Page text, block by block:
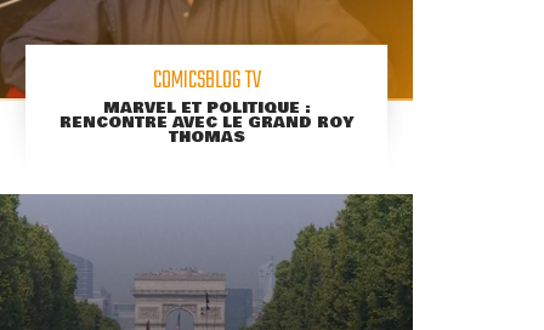
COMICSBLOG TV
MARVEL ET POLITIQUE :
RENCONTRE AVEC LE GRAND ROY
THOMAS